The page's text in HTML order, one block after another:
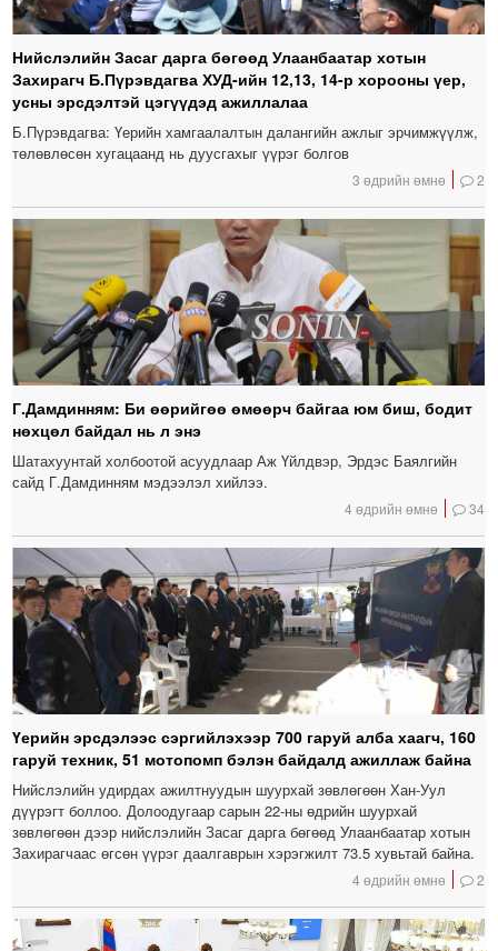
Нийслэлийн Засаг дарга бөгөөд Улаанбаатар хотын
Захирагч Б.Пүрэвдагва ХУД-ийн 12,13, 14-р хорооны үер,
усны эрсдэлтэй цэгүүдэд ажиллалаа
Б.Пүрэвдагва: Үерийн хамгаалалтын далангийн ажлыг эрчимжүүлж,
төлөвлөсөн хугацаанд нь дуусгахыг үүрэг болгов
3 өдрийн өмнө 2
Г.Дамдинням: Би өөрийгөө өмөөрч байгаа юм биш, бодит
нөхцөл байдал нь л энэ
Шатахуунтай холбоотой асуудлаар Аж Үйлдвэр, Эрдэс Баялгийн
сайд Г.Дамдинням мэдээлэл хийлээ.
4 өдрийн өмнө 34
Үерийн эрсдэлээс сэргийлэхээр 700 гаруй алба хаагч, 160
гаруй техник, 51 мотопомп бэлэн байдалд ажиллаж байна
Нийслэлийн удирдах ажилтнуудын шуурхай зөвлөгөөн Хан-Уул
дүүрэгт боллоо. Долоодугаар сарын 22-ны өдрийн шуурхай
зөвлөгөөн дээр нийслэлийн Засаг дарга бөгөөд Улаанбаатар хотын
Захирагчаас өгсөн үүрэг даалгаврын хэрэгжилт 73.5 хувьтай байна.
4 өдрийн өмнө 2